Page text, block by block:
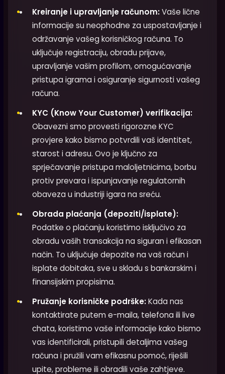
Kreiranje i upravljanje računom:Vaše lične
informacije su neophodne za uspostavljanje i
održavanje vašeg korisničkog računa. To
uključuje registraciju, obradu prijave,
upravljanje vašim profilom, omogućavanje
pristupa igrama i osiguranje sigurnosti vašeg
računa.
KYC (Know Your Customer) verifikacija:
Obavezni smo provesti rigorozne KYC
provjere kako bismo potvrdili vaš identitet,
starost i adresu. Ovo je ključno za
sprječavanje pristupa maloljetnicima, borbu
protiv prevara i ispunjavanje regulatornih
obaveza u industriji igara na sreću.
Obrada plaćanja (depoziti/isplate):
Podatke o plaćanju koristimo isključivo za
obradu vaših transakcija na siguran i efikasan
način. To uključuje depozite na vaš račun i
isplate dobitaka, sve u skladu s bankarskim i
finansijskim propisima.
Pružanje korisničke podrške:Kada nas
kontaktirate putem e-maila, telefona ili live
chata, koristimo vaše informacije kako bismo
vas identificirali, pristupili detaljima vašeg
računa i pružili vam efikasnu pomoć, riješili
upite, probleme ili obradili vaše zahtjeve.